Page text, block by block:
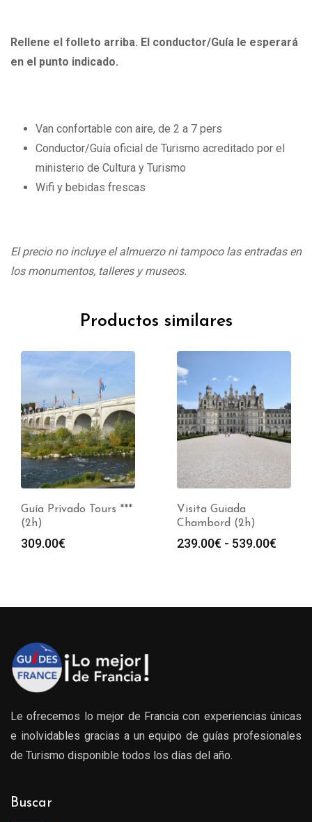
Rellene el folleto arriba. El conductor/Guía le esperará
en el punto indicado.
Van confortable con aire, de 2 a 7 pers
Conductor/Guía oficial de Turismo acreditado por el
ministerio de Cultura y Turismo
Wifi y bebidas frescas
El precio no incluye el almuerzo ni tampoco las entradas en
los monumentos, talleres y museos.
Productos similares
Guía Privado Tours ***
(2h)
309.00€
Visita Guiada
Chambord (2h)
239.00€ - 539.00€
Le ofrecemos lo mejor de Francia con experiencias únicas
e inolvidables gracias a un equipo de guías profesionales
de Turismo disponible todos los días del año.
Buscar